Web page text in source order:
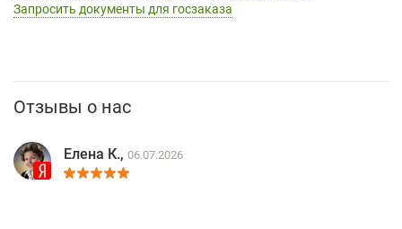
Запросить документы для госзаказа
Отзывы о нас
Елена К., 06.07.2026